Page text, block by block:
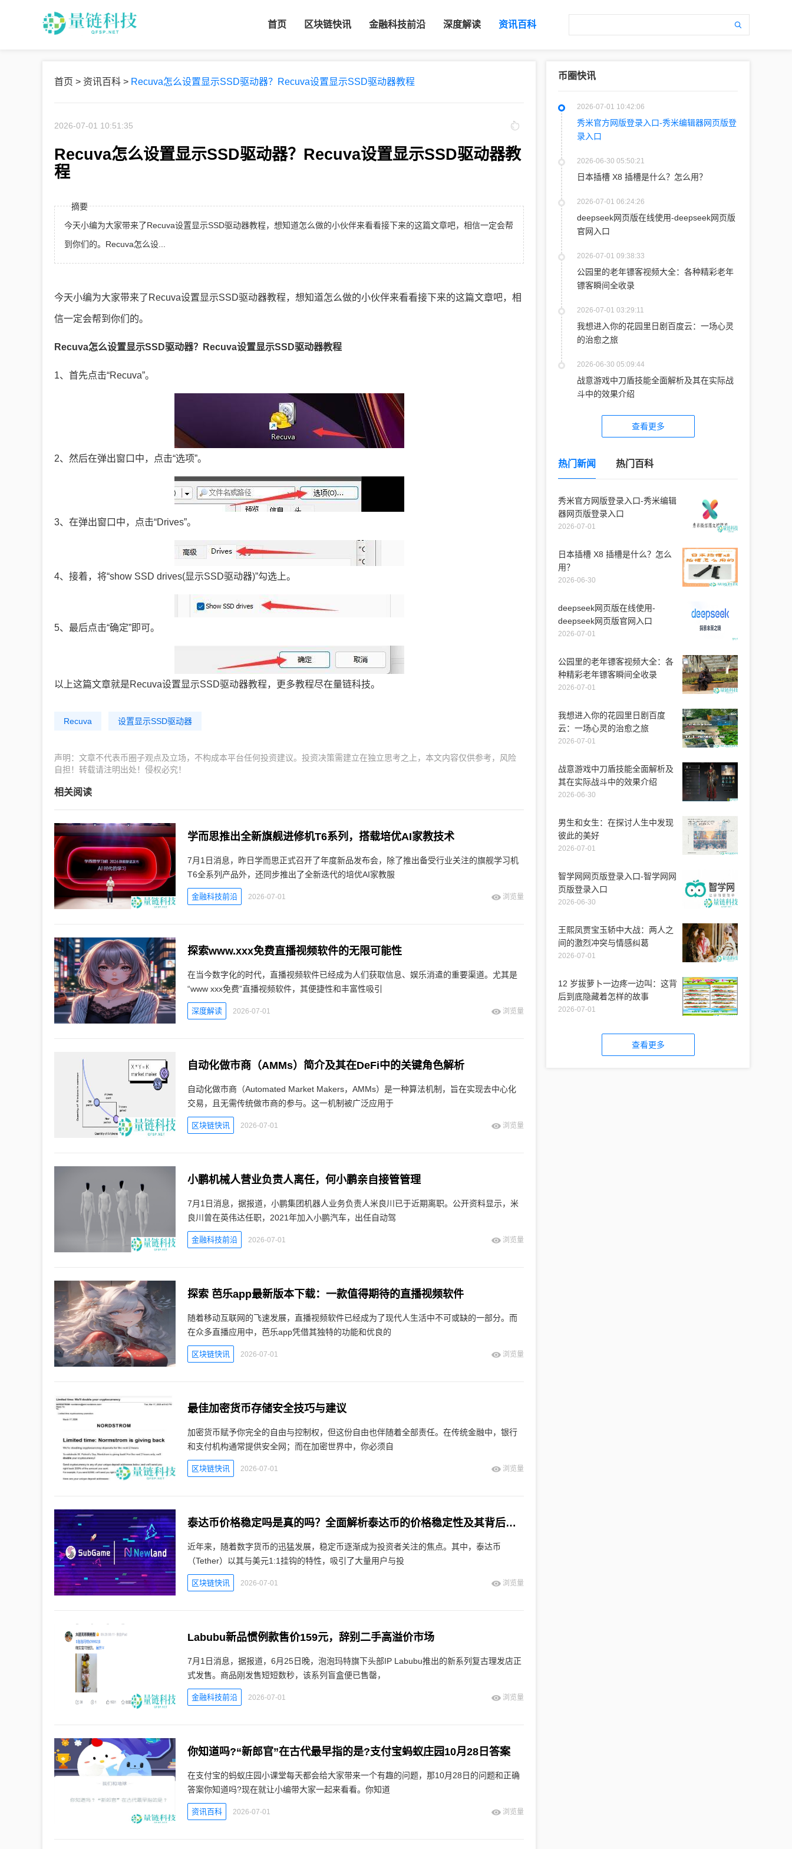
首页 区块链快讯 金融科技前沿 深度解读 资讯百科
首页 > 资讯百科 > Recuva怎么设置显示SSD驱动器？Recuva设置显示SSD驱动器教程
2026-07-01 10:51:35
Recuva怎么设置显示SSD驱动器？Recuva设置显示SSD驱动器教
程
摘要
今天小编为大家带来了Recuva设置显示SSD驱动器教程，想知道怎么做的小伙伴来看看接下来的这篇文章吧，相信一定会帮
到你们的。Recuva怎么设...
今天小编为大家带来了Recuva设置显示SSD驱动器教程，想知道怎么做的小伙伴来看看接下来的这篇文章吧，相
信一定会帮到你们的。
Recuva怎么设置显示SSD驱动器？Recuva设置显示SSD驱动器教程
1、首先点击“Recuva”。
2、然后在弹出窗口中，点击“选项”。
3、在弹出窗口中，点击“Drives”。
4、接着，将“show SSD drives(显示SSD驱动器)”勾选上。
5、最后点击“确定”即可。
以上这篇文章就是Recuva设置显示SSD驱动器教程，更多教程尽在量链科技。
Recuva 设置显示SSD驱动器
声明：文章不代表币圈子观点及立场，不构成本平台任何投资建议。投资决策需建立在独立思考之上，本文内容仅供参考，风险
自担！转载请注明出处！侵权必究！
相关阅读
学而思推出全新旗舰进修机T6系列，搭载培优AI家教技术
7月1日消息，昨日学而思正式召开了年度新品发布会，除了推出备受行业关注的旗舰学习机
T6全系列产品外，还同步推出了全新迭代的培优AI家教服
金融科技前沿 2026-07-01 浏览量
探索www.xxx免费直播视频软件的无限可能性
在当今数字化的时代，直播视频软件已经成为人们获取信息、娱乐消遣的重要渠道。尤其是
“www xxx免费”直播视频软件，其便捷性和丰富性吸引
深度解读 2026-07-01 浏览量
自动化做市商（AMMs）简介及其在DeFi中的关键角色解析
自动化做市商（Automated Market Makers，AMMs）是一种算法机制，旨在实现去中心化
交易，且无需传统做市商的参与。这一机制被广泛应用于
区块链快讯 2026-07-01 浏览量
小鹏机械人营业负责人离任，何小鹏亲自接管管理
7月1日消息，据报道，小鹏集团机器人业务负责人米良川已于近期离职。公开资料显示，米
良川曾在英伟达任职，2021年加入小鹏汽车，出任自动驾
金融科技前沿 2026-07-01 浏览量
探索 芭乐app最新版本下载：一款值得期待的直播视频软件
随着移动互联网的飞速发展，直播视频软件已经成为了现代人生活中不可或缺的一部分。而
在众多直播应用中，芭乐app凭借其独特的功能和优良的
区块链快讯 2026-07-01 浏览量
最佳加密货币存储安全技巧与建议
加密货币赋予你完全的自由与控制权，但这份自由也伴随着全部责任。在传统金融中，银行
和支付机构通常提供安全网；而在加密世界中，你必须自
区块链快讯 2026-07-01 浏览量
泰达币价格稳定吗是真的吗？全面解析泰达币的价格稳定性及其背后的机制
近年来，随着数字货币的迅猛发展，稳定币逐渐成为投资者关注的焦点。其中，泰达币
（Tether）以其与美元1:1挂钩的特性，吸引了大量用户与投
区块链快讯 2026-07-01 浏览量
Labubu新品惯例款售价159元，辞别二手高溢价市场
7月1日消息，据报道，6月25日晚，泡泡玛特旗下头部IP Labubu推出的新系列复古理发店正
式发售。商品刚发售短短数秒，该系列盲盒便已售罄，
金融科技前沿 2026-07-01 浏览量
你知道吗?“新郎官”在古代最早指的是?支付宝蚂蚁庄园10月28日答案
在支付宝的蚂蚁庄园小课堂每天都会给大家带来一个有趣的问题，那10月28日的问题和正确
答案你知道吗?现在就让小编带大家一起来看看。你知道
资讯百科 2026-07-01 浏览量
币圈快讯
2026-07-01 10:42:06
秀米官方网版登录入口-秀米编辑器网页版登
录入口
2026-06-30 05:50:21
日本插槽 X8 插槽是什么？怎么用？
2026-07-01 06:24:26
deepseek网页版在线使用-deepseek网页版
官网入口
2026-07-01 09:38:33
公园里的老年镖客视频大全：各种精彩老年
镖客瞬间全收录
2026-07-01 03:29:11
我想进入你的花园里日剧百度云：一场心灵
的治愈之旅
2026-06-30 05:09:44
战意游戏中刀盾技能全面解析及其在实际战
斗中的效果介绍
查看更多
热门新闻 热门百科
秀米官方网版登录入口-秀米编辑
器网页版登录入口
2026-07-01
日本插槽 X8 插槽是什么？怎么
用？
2026-06-30
deepseek网页版在线使用-
deepseek网页版官网入口
2026-07-01
公园里的老年镖客视频大全：各
种精彩老年镖客瞬间全收录
2026-07-01
我想进入你的花园里日剧百度
云：一场心灵的治愈之旅
2026-07-01
战意游戏中刀盾技能全面解析及
其在实际战斗中的效果介绍
2026-06-30
男生和女生：在探讨人生中发现
彼此的美好
2026-07-01
智学网网页版登录入口-智学网网
页版登录入口
2026-06-30
王熙凤贾宝玉轿中大战：两人之
间的激烈冲突与情感纠葛
2026-07-01
12 岁拔萝卜一边疼一边叫：这背
后到底隐藏着怎样的故事
2026-07-01
查看更多